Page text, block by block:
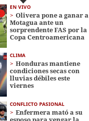
EN VIVO
Olivera pone a ganar a
Motagua ante un
sorprendente FAS por la
Copa Centroamericana
CLIMA
Honduras mantiene
condiciones secas con
lluvias débiles este
viernes
CONFLICTO PASIONAL
Enfermera mató a su